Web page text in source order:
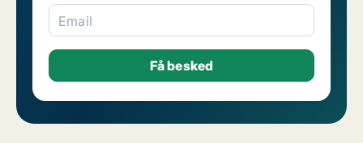
Email